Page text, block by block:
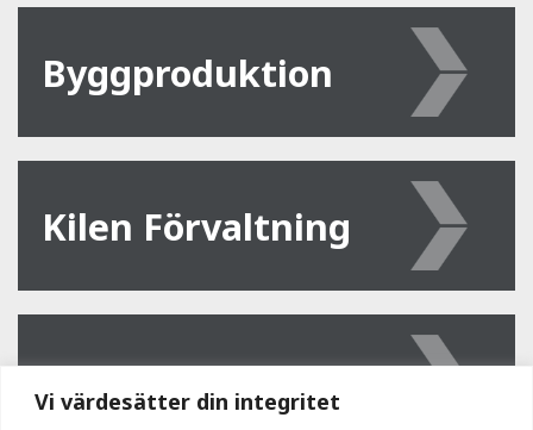
Vi värdesätter din integritet
Byggproduktion
Kilen Förvaltning
Ledningsgrupp